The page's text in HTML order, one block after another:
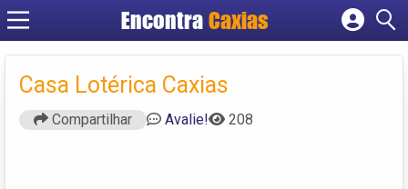
EncontraCaxias
Cadastrar empresa
Criar conta
Casa Lotérica Caxias
Compartilhar Avalie! 208